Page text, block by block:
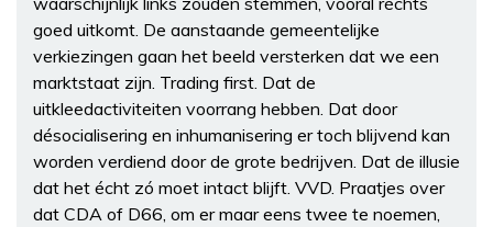
goed uitkomt. De aanstaande gemeentelijke
verkiezingen gaan het beeld versterken dat we een
marktstaat zijn. Trading first. Dat de
uitkleedactiviteiten voorrang hebben. Dat door
désocialisering en inhumanisering er toch blijvend kan
worden verdiend door de grote bedrijven. Dat de illusie
dat het écht zó moet intact blijft. VVD. Praatjes over
dat CDA of D66, om er maar eens twee te noemen,